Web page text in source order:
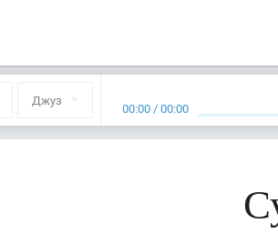
Джуз 00:00 /00:00